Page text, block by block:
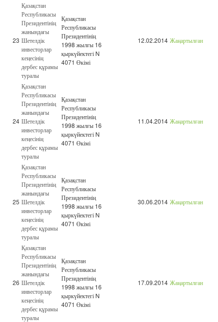
23
Қазақстан
Республикасы
Президентінің
жанындағы
Шетелдік
инвесторлар
кеңесінің
дербес құрамы
туралы
Қазақстан
Республикасы
Президентінің
1998 жылғы 16
қыркүйектегі N
4071 Өкімі
12.02.2014 Жаңартылған
24
Қазақстан
Республикасы
Президентінің
жанындағы
Шетелдік
инвесторлар
кеңесінің
дербес құрамы
туралы
Қазақстан
Республикасы
Президентінің
1998 жылғы 16
қыркүйектегі N
4071 Өкімі
11.04.2014 Жаңартылған
25
Қазақстан
Республикасы
Президентінің
жанындағы
Шетелдік
инвесторлар
кеңесінің
дербес құрамы
туралы
Қазақстан
Республикасы
Президентінің
1998 жылғы 16
қыркүйектегі N
4071 Өкімі
30.06.2014 Жаңартылған
26
Қазақстан
Республикасы
Президентінің
жанындағы
Шетелдік
инвесторлар
кеңесінің
дербес құрамы
туралы
Қазақстан
Республикасы
Президентінің
1998 жылғы 16
қыркүйектегі N
4071 Өкімі
17.09.2014 Жаңартылған